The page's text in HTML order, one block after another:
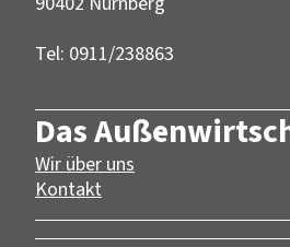
Tel: 0911/238863
Das
Wir über uns
Kontakt